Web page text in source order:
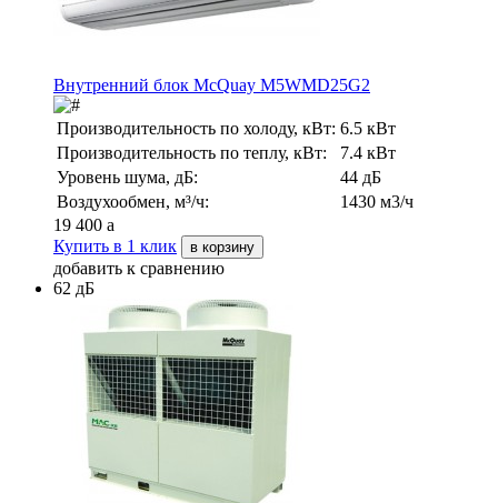
Внутренний блок McQuay M5WMD25G2
Производительность по холоду, кВт: 6.5 кВт
Производительность по теплу, кВт:
7.4 кВт
Уровень шума, дБ:
44 дБ
Воздухообмен, м³/ч:
1430 м3/ч
19 400 a
Купить в 1 клик
в корзину
добавить к сравнению
62 дБ